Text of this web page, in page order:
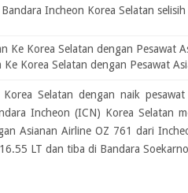
Incheon Korea Selatan selisih
Ke Korea Selatan dengan Pesawat
Selatan dengan naik
Incheon (ICN) Korea Selatan
Asianan Airline OZ 761 dari
LT dan tiba di Bandara